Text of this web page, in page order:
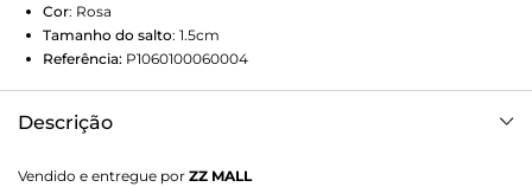
Cor: Rosa
Tamanho do salto: 1.5cm
Referência: P1060100060004
Descrição
Vendido e entregue por ZZ MALL